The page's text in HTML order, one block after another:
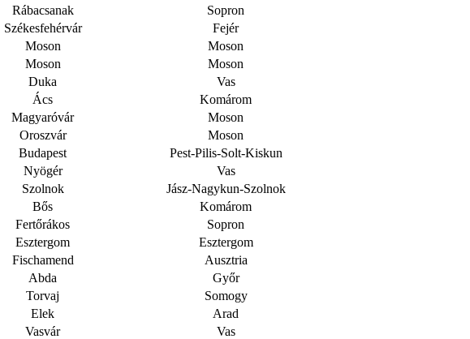
Rábacsanak
Sopron
Székesfehérvár
Fejér
Moson
Moson
Moson
Moson
Duka
Vas
Ács
Komárom
Magyaróvár
Moson
Oroszvár
Moson
Budapest Pest-Pilis-Solt-Kiskun
Nyögér
Vas
Szolnok
Jász-Nagykun-Szolnok
Bős
Komárom
Fertőrákos
Sopron
Esztergom
Esztergom
Fischamend
Ausztria
Abda
Győr
Torvaj
Somogy
Elek
Arad
Vasvár
Vas